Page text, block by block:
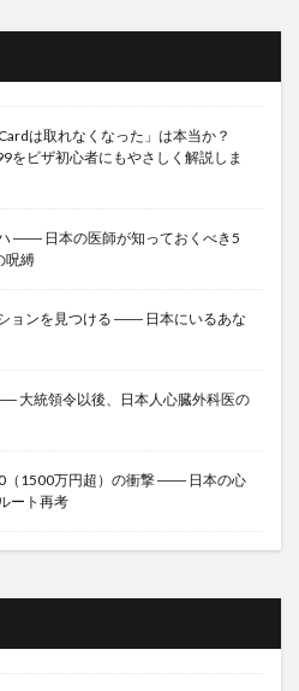
は取れなくなった」は本当か？
ビザ初心者にもやさしく解説しま
―― 日本の医師が知っておくべき5
呪縛
ョンを見つける ―― 日本にいるあな
大統領令以後、日本人心臓外科医の
（1500万円超）の衝撃 ―― 日本の心
ート再考